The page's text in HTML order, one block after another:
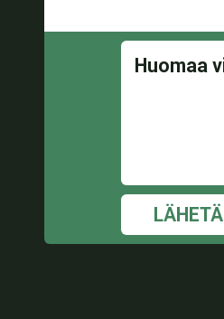
LÄHETÄ